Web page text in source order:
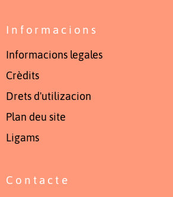
Informacions
Informacions legales
Crèdits
Drets d'utilizacion
Plan deu site
Ligams
Contacte